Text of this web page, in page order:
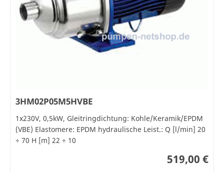
3HM02P05M5HVBE
1x230V, 0,5kW, Gleitringdichtung: Kohle/Keramik/EPDM
(VBE) Elastomere: EPDM hydraulische Leist.: Q [l/min] 20
÷ 70 H [m] 22 ÷ 10
519,00 €